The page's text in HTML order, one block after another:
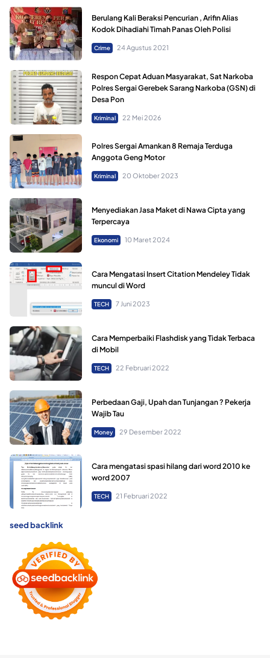
Berulang Kali Beraksi Pencurian , Arifin Alias
Kodok Dihadiahi Timah Panas Oleh Polisi
Crime 24 Agustus 2021
Respon Cepat Aduan Masyarakat, Sat Narkoba
Polres Sergai Gerebek Sarang Narkoba (GSN) di
Desa Pon
Kriminal 22 Mei 2026
Polres Sergai Amankan 8 Remaja Terduga
Anggota Geng Motor
Kriminal 20 Oktober 2023
Menyediakan Jasa Maket di Nawa Cipta yang
Terpercaya
Ekonomi 10 Maret 2024
Cara Mengatasi Insert Citation Mendeley Tidak
muncul di Word
TECH 7 Juni 2023
Cara Memperbaiki Flashdisk yang Tidak Terbaca
di Mobil
TECH 22 Februari 2022
Perbedaan Gaji, Upah dan Tunjangan ? Pekerja
Wajib Tau
Money 29 Desember 2022
Cara mengatasi spasi hilang dari word 2010 ke
word 2007
TECH 21 Februari 2022
seed backlink